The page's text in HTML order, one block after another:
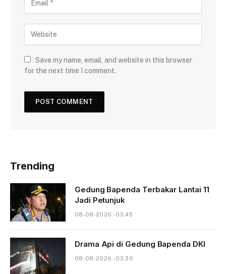
Save my name, email, and website in this browser
for the next time I comment.
Trending
Gedung Bapenda Terbakar Lantai 11
Jadi Petunjuk
08-08-2026 - 03.45
Drama Api di Gedung Bapenda DKI
08-08-2026 - 03.30